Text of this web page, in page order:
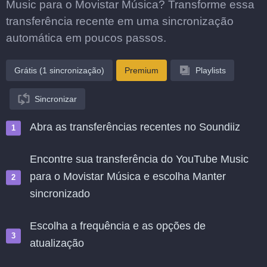
Music para o Movistar Música? Transforme essa
transferência recente em uma sincronização
automática em poucos passos.
Grátis (1 sincronização) Premium Playlists
Sincronizar
Abra as transferências recentes no Soundiiz
Encontre sua transferência do YouTube Music
para o Movistar Música e escolha Manter
sincronizado
Escolha a frequência e as opções de
atualização